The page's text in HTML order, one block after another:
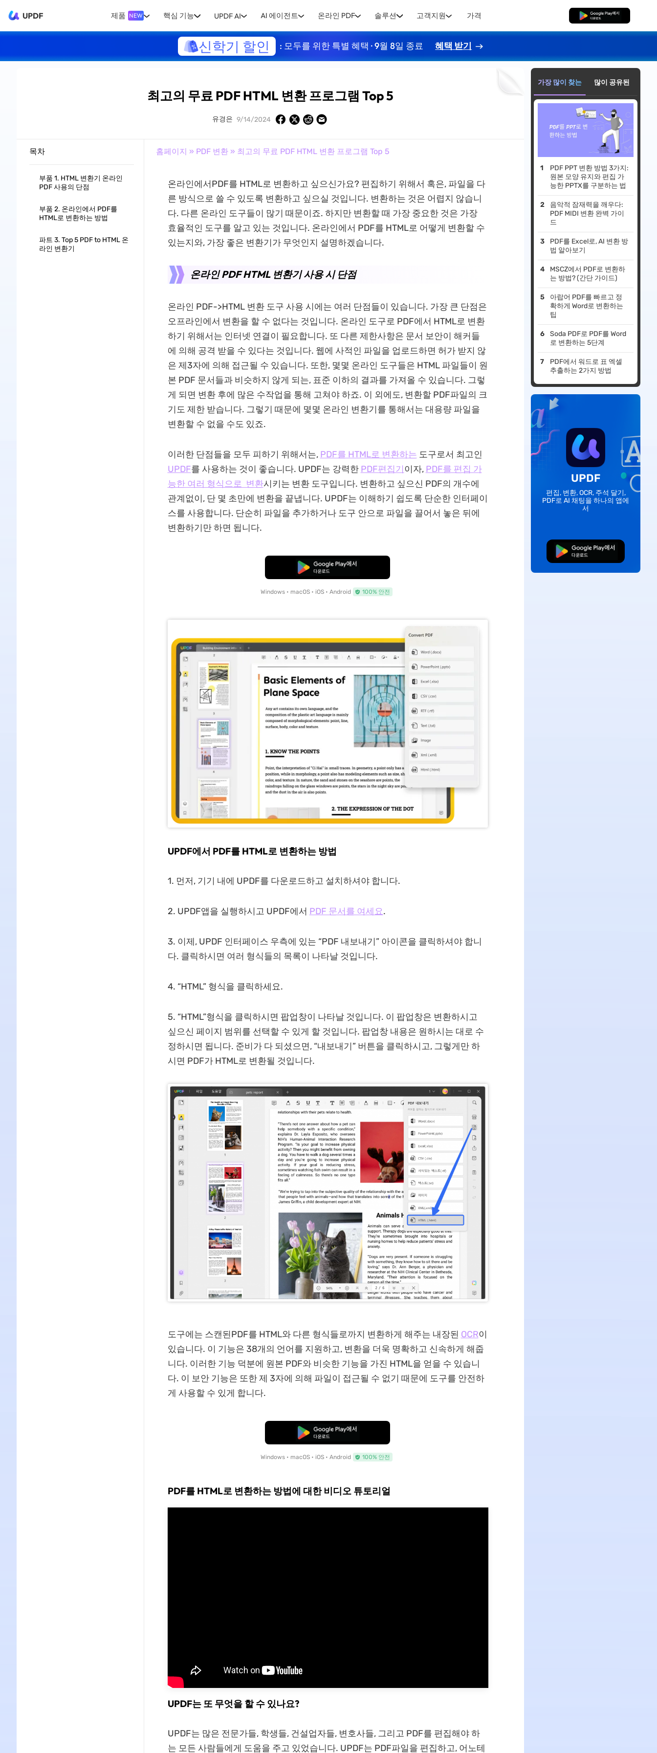
UPDF 제품 NEW 핵심 기능 UPDF AI AI 에이전트 온라인 PDF 솔루션 고객지원 가격 무료로 다운로드
신학기 할인 : 모두를 위한 특별 혜택 · 9월 8일 종료 혜택 받기
최고의 무료 PDF HTML 변환 프로그램 Top 5
유경은 9/14/2024
목차
부품 1. HTML 변환기 온라인
PDF 사용의 단점
부품 2. 온라인에서 PDF를
HTML로 변환하는 방법
파트 3. Top 5 PDF to HTML 온
라인 변환기
홈페이지 » PDF 변환» 최고의 무료 PDF HTML 변환 프로그램 Top 5
온라인에서PDF를 HTML로 변환하고 싶으신가요? 편집하기 위해서 혹은, 파일을 다
른 방식으로 쓸 수 있도록 변환하고 싶으실 것입니다. 변환하는 것은 어렵지 않습니
다. 다른 온라인 도구들이 많기 때문이죠. 하지만 변환할 때 가장 중요한 것은 가장
효율적인 도구를 알고 있는 것입니다. 온라인에서 PDF를 HTML로 어떻게 변환할 수
있는지와, 가장 좋은 변환기가 무엇인지 설명하겠습니다.
온라인 PDF HTML 변환기 사용 시 단점
온라인 PDF->HTML 변환 도구 사용 시에는 여러 단점들이 있습니다. 가장 큰 단점은
오프라인에서 변환을 할 수 없다는 것입니다. 온라인 도구로 PDF에서 HTML로 변환
하기 위해서는 인터넷 연결이 필요합니다. 또 다른 제한사항은 문서 보안이 해커들
에 의해 공격 받을 수 있다는 것입니다. 웹에 사적인 파일을 업로드하면 허가 받지 않
은 제3자에 의해 접근될 수 있습니다. 또한, 몇몇 온라인 도구들은 HTML 파일들이 원
본 PDF 문서들과 비슷하지 않게 되는, 표준 이하의 결과를 가져올 수 있습니다. 그렇
게 되면 변환 후에 많은 수작업을 통해 고쳐야 하죠. 이 외에도, 변환할 PDF파일의 크
기도 제한 받습니다. 그렇기 때문에 몇몇 온라인 변환기를 통해서는 대용량 파일을
변환할 수 없을 수도 있죠.
이러한 단점들을 모두 피하기 위해서는, PDF를 HTML로 변환하는 도구로서 최고인
UPDF를 사용하는 것이 좋습니다. UPDF는 강력한 PDF편집기이자, PDF를 편집 가
능한 여러 형식으로 변환시키는 변환 도구입니다. 변환하고 싶으신 PDF의 개수에
관계없이, 단 몇 초만에 변환을 끝냅니다. UPDF는 이해하기 쉽도록 단순한 인터페이
스를 사용합니다. 단순히 파일을 추가하거나 도구 안으로 파일을 끌어서 놓은 뒤에
변환하기만 하면 됩니다.
무료로 다운로드
Windows • macOS • iOS • Android 100% 안전
UPDF에서 PDF를 HTML로 변환하는 방법
1. 먼저, 기기 내에 UPDF를 다운로드하고 설치하셔야 합니다.
2. UPDF앱을 실행하시고 UPDF에서 PDF 문서를 여세요.
3. 이제, UPDF 인터페이스 우측에 있는 “PDF 내보내기” 아이콘을 클릭하셔야 합니
다. 클릭하시면 여러 형식들의 목록이 나타날 것입니다.
4. “HTML” 형식을 클릭하세요.
5. “HTML”형식을 클릭하시면 팝업창이 나타날 것입니다. 이 팝업창은 변환하시고
싶으신 페이지 범위를 선택할 수 있게 할 것입니다. 팝업창 내용은 원하시는 대로 수
정하시면 됩니다. 준비가 다 되셨으면, “내보내기” 버튼을 클릭하시고, 그렇게만 하
시면 PDF가 HTML로 변환될 것입니다.
도구에는 스캔된PDF를 HTML와 다른 형식들로까지 변환하게 해주는 내장된 OCR이
있습니다. 이 기능은 38개의 언어를 지원하고, 변환을 더욱 명확하고 신속하게 해줍
니다. 이러한 기능 덕분에 원본 PDF와 비슷한 기능을 가진 HTML을 얻을 수 있습니
다. 이 보안 기능은 또한 제 3자에 의해 파일이 접근될 수 없기 때문에 도구를 안전하
게 사용할 수 있게 합니다.
무료로 다운로드
Windows • macOS • iOS • Android 100% 안전
PDF를 HTML로 변환하는 방법에 대한 비디오 튜토리얼
UPDF는 또 무엇을 할 수 있나요?
UPDF는 많은 전문가들, 학생들, 건설업자들, 변호사들, 그리고 PDF를 편집해야 하
는 모든 사람들에게 도움을 주고 있었습니다. UPDF는 PDF파일을 편집하고, 어노테
가장 많이 찾는 많이 공유된
PDF PPT 변환 방법 3가지:
원본 모양 유지와 편집 가
능한 PPTX를 구분하는 법
음악적 잠재력을 깨우다:
PDF MIDI 변환 완벽 가이
드
PDF를 Excel로, AI 변환 방
법 알아보기
MSCZ에서 PDF로 변환하
는 방법? (간단 가이드)
아랍어 PDF를 빠르고 정
확하게 Word로 변환하는
팁
Soda PDF로 PDF를 Word
로 변환하는 5단계
PDF에서 워드로 표 엑셀
추출하는 2가지 방법
UPDF
편집, 변환, OCR, 주석 달기,
PDF로 AI 채팅을 하나의 앱에
서
무료로 다운로드